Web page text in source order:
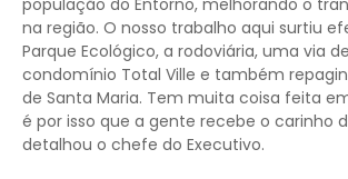
população do Entorno, melhorando o
na região. O nosso trabalho aqui surtiu
Parque Ecológico, a rodoviária, uma via
condomínio Total Ville e também
de Santa Maria. Tem muita coisa feita
é por isso que a gente recebe o carinho
detalhou o chefe do Executivo.